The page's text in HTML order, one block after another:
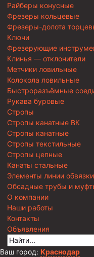
Райберы конусные
Фрезеры кольцевые
Фрезеры-долота
Ключи
Фрезерующие
Клинья — отклонители
Метчики ловильные
Колокола ловильные
Быстроразъёмные
Рукава буровые
Стропы
Стропы канатные ВК
Стропы канатные
Стропы текстильные
Стропы цепные
Канаты стальные
Элементы линии обвязки
Обсадные трубы и
О компании
Наши работы
Контакты
Объявления
Ваш город: Краснодар